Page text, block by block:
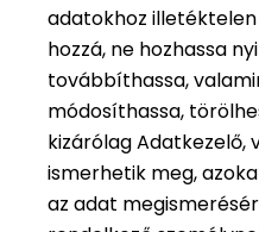
adatokhoz
hozzá, ne hozhassa
továbbíthassa,
módosíthassa,
kizárólag
ismerhetik meg,
az adat